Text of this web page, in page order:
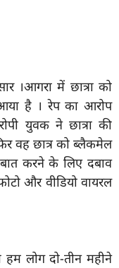
।आगरा में छात्रा को
है । रेप का आरोप
युवक ने छात्रा की
वह छात्र को ब्लैकमेल
करने के लिए दबाव
और वीडियो वायरल
हम लोग दो-तीन महीने